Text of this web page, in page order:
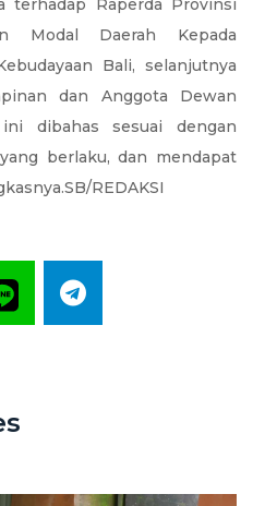
terhadap Raperda Provinsi
Modal Daerah Kepada
Bali, selanjutnya
dan Anggota Dewan
dibahas sesuai dengan
berlaku, dan mendapat
REDAKSI